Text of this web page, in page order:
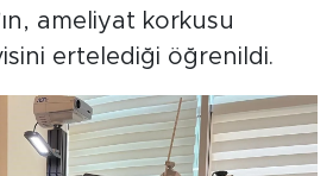
ameliyat korkusu
ertelediği öğrenildi.